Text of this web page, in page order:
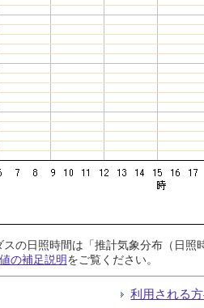
の日照時間は「推計気象分布（日
の補足説明をご覧ください。
利用される